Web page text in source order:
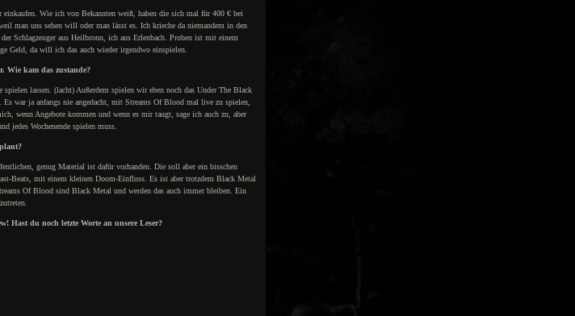
Wie ich von Bekannten weiß, haben die sich mal für 400 € bei
man uns sehen will oder man lässt es. Ich krieche da niemandem in den
Schlagzeuger aus Heilbronn, ich aus Erlenbach. Proben ist mit einem
Geld, da will ich das auch wieder irgendwo einspielen.
Wie kam das zustande?
lassen. (lacht) Außerdem spielen wir eben noch das Under The Black
war ja anfangs nie angedacht, mit Streams Of Blood mal live zu spielen,
wenn Angebote kommen und wenn es mir taugt, sage ich auch zu, aber
jedes Wochenende spielen muss.
genug Material ist dafür vorhanden. Die soll aber ein bisschen
Beats, mit einem kleinen Doom-Einfluss. Es ist aber trotzdem Black Metal
Of Blood sind Black Metal und werden das auch immer bleiben. Ein
Hast du noch letzte Worte an unsere Leser?